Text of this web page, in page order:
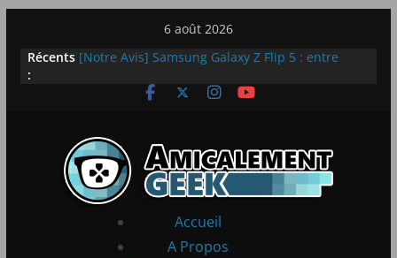
contenu
6 août 2026
Récents
:
LEGO dévoile la LEGO Technic McLaren P1
innovation et quotidien
[Notre Avis] Spy x Family: Code White
Accueil
A Propos